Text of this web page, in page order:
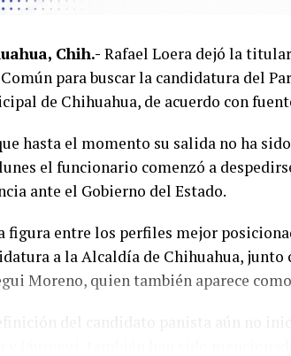
Chih.- Rafael Loera dejó la
para buscar la candidatura del
de Chihuahua, de acuerdo con
hasta el momento su salida no ha
el funcionario comenzó a
ante el Gobierno del Estado.
figura entre los perfiles mejor
a la Alcaldía de Chihuahua, junto
Moreno, quien también aparece